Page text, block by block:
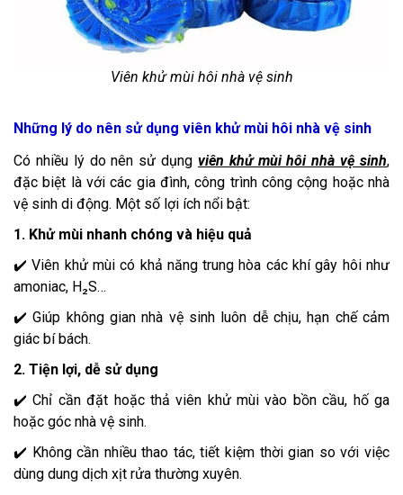
Viên khử mùi hôi nhà vệ sinh
Những lý do nên sử dụng viên khử mùi hôi nhà vệ sinh
Có nhiều lý do nên sử dụng viên khử mùi hôi nhà vệ sinh,
đặc biệt là với các gia đình, công trình công cộng hoặc nhà
vệ sinh di động. Một số lợi ích nổi bật:
1. Khử mùi nhanh chóng và hiệu quả
✔️ Viên khử mùi có khả năng trung hòa các khí gây hôi như
amoniac, H₂S…
✔️ Giúp không gian nhà vệ sinh luôn dễ chịu, hạn chế cảm
giác bí bách.
2. Tiện lợi, dễ sử dụng
✔️ Chỉ cần đặt hoặc thả viên khử mùi vào bồn cầu, hố ga
hoặc góc nhà vệ sinh.
✔️ Không cần nhiều thao tác, tiết kiệm thời gian so với việc
dùng dung dịch xịt rửa thường xuyên.